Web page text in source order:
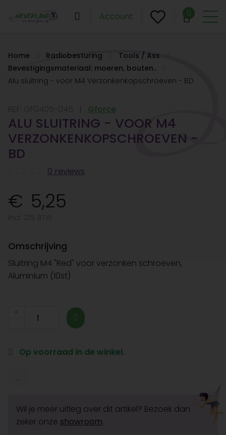
Account 0
Home Radiobesturing
Tools / Ass
Bevestigingsmateriaal: moeren, bouten..
Alu sluitring - voor M4 Verzonkenkopschroeven - BD
Gforce
ALU SLUITRING - VOOR M4
VERZONKENKOPSCHROEVEN -
BD
0 reviews
5,25
Omschrijving
Sluitring M4 "Red" voor verzonken schroeven,
Aluminium (10st)
Op voorraad in de winkel.
Wil je meer uitleg over dit artikel? Bezoek dan
zeker onze showroom.